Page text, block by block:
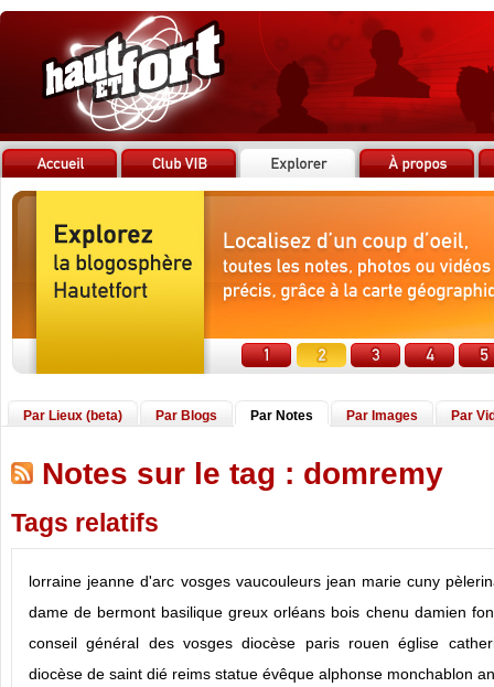
Par Lieux (beta) Par Blogs Par Notes Par Images Par
Notes sur le tag : domremy
Tags relatifs
lorraine jeanne d'arc vosges vaucouleurs jean marie cuny
dame de bermont basilique greux orléans bois chenu damien
conseil général des vosges diocèse paris rouen église
diocèse de saint dié reims statue évêque alphonse monchablon